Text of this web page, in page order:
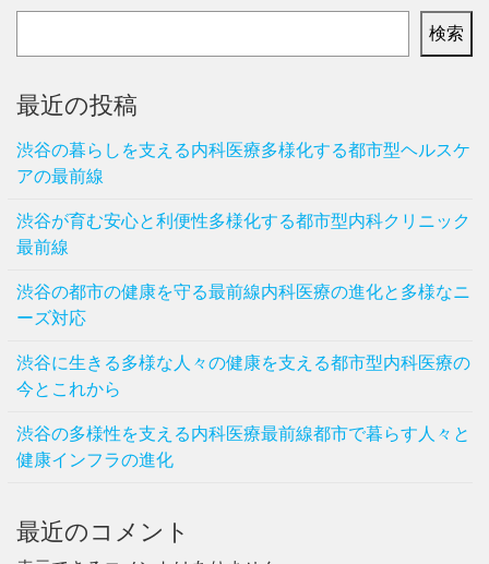
検索
最近の投稿
渋谷の暮らしを支える内科医療多様化する都市型ヘルスケ
アの最前線
渋谷が育む安心と利便性多様化する都市型内科クリニック
最前線
渋谷の都市の健康を守る最前線内科医療の進化と多様なニ
ーズ対応
渋谷に生きる多様な人々の健康を支える都市型内科医療の
今とこれから
渋谷の多様性を支える内科医療最前線都市で暮らす人々と
健康インフラの進化
最近のコメント